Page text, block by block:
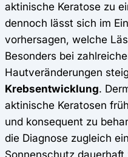
aktinische Keratose zu
dennoch lässt sich im
vorhersagen, welche
Besonders bei
Hautveränderungen
Krebsentwicklung.
aktinische Keratosen
und konsequent zu
die Diagnose zugleich
Sonnenschutz